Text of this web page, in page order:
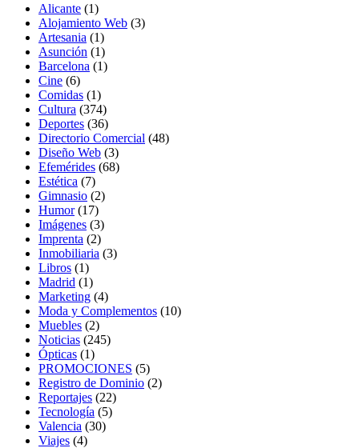
Alicante (1)
Alojamiento Web (3)
Artesania (1)
Asunción (1)
Barcelona (1)
Cine (6)
Comidas (1)
Cultura (374)
Deportes (36)
Directorio Comercial (48)
Diseño Web (3)
Efemérides (68)
Estética (7)
Gimnasio (2)
Humor(17)
Imágenes (3)
Imprenta (2)
Inmobiliaria (3)
Libros (1)
Madrid (1)
Marketing (4)
Moda y Complementos (10)
Muebles (2)
Noticias (245)
Ópticas (1)
PROMOCIONES (5)
Registro de Dominio (2)
Reportajes (22)
Tecnología (5)
Valencia (30)
Viajes (4)